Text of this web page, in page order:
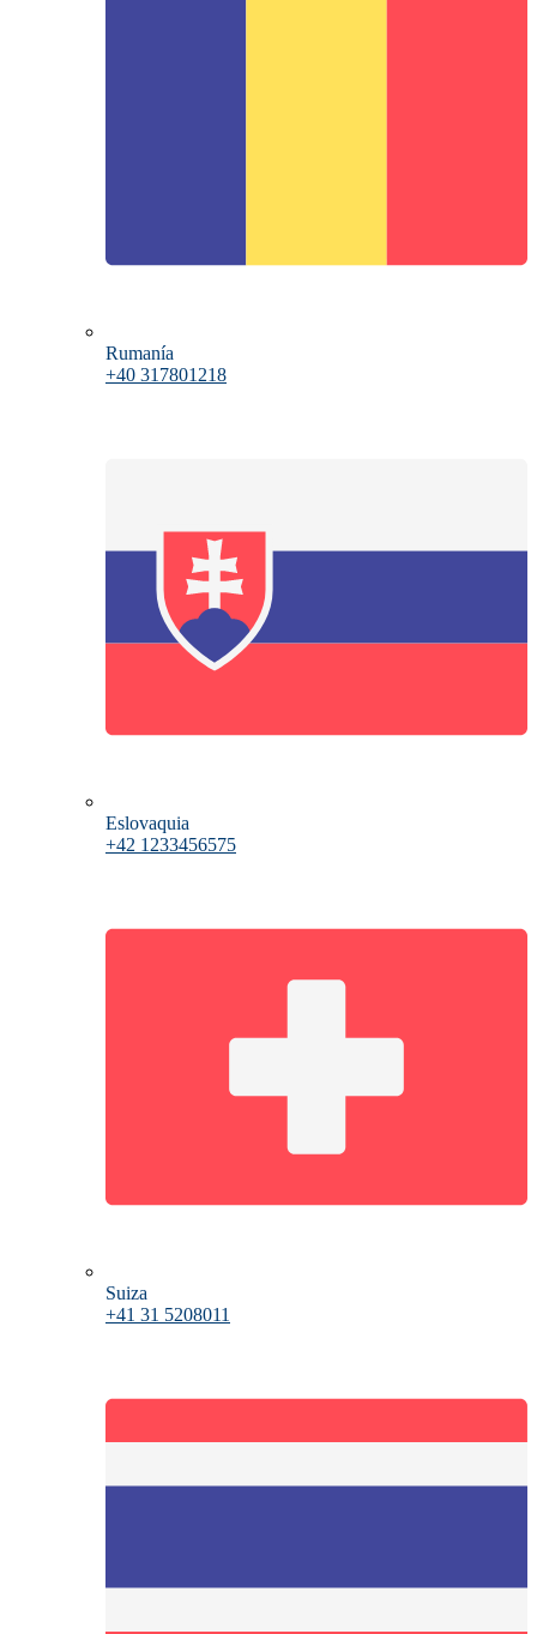
Rumanía
+40 317801218
Eslovaquia
+42 1233456575
Suiza
+41 31 5208011